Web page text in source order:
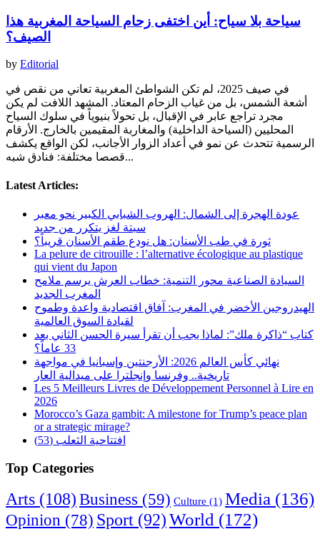
سياحة بلا سياح: أين اختفى زحام السياحة المغربية هذا
الصيف؟
by Editorial
في صيف 2025، لم تكن الشواطئ المغربية تعاني من نقص في
أشعة الشمس، بل من غياب الزحام المعتاد. المشهد اللافت لم يكن
مجرد تراجع عابر في الإقبال، بل تحولاً بنيوياً في سلوك السياح
المحليين (السياحة الداخلية) والمغاربة المقيمين بالخارج. الأرقام
الرسمية تتحدث عن نمو في أعداد الزوار الأجانب، لكن الواقع يكشف
قصصا مختلفة: فنادق شبه...
Latest Articles:
عودة الهجرة إلى الشمال: الهروب الشبابي الكبير نحو معبر
سبتة لغز يتكرر من جديد
ثورة في طب الأسنان: هل نودع طقم الأسنان قريباً؟
La pelure de citrouille : l’alternative écologique au plastique
qui vient du Japon
السيادة الصناعية محور التنمية: خطاب العرش يرسم ملامح
المغرب الجديد
الهيدروجين الأخضر في المغرب: آفاق اقتصادية واعدة وطموح
لقيادة السوق العالمية
كتاب “ذاكرة ملك”: لماذا يجب أن تقرأ سيرة الحسن الثاني بعد
33 عاماً؟
نهائي كأس العالم 2026: الأرجنتين وإسبانيا في مواجهة
تاريخية.. وفرنسا وإنجلترا على ميدالية العار
Les 5 Meilleurs Livres de Développement Personnel à Lire en
2026
Morocco’s Gaza gambit: A milestone for Trump’s peace plan
or a strategic mirage?
افتتاحية الثعلب (53)
Top Categories
Arts (108) Business (59) Culture (1) Media (136)
Opinion (78) Sport (92)World (172)